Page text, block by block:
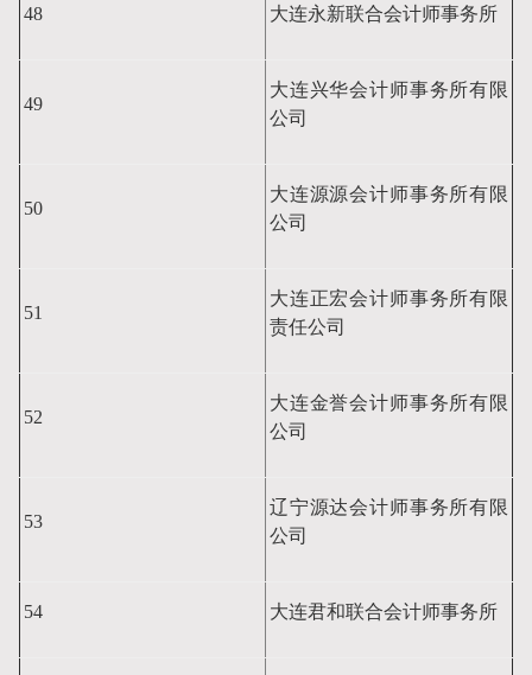
48 大连永新联合会计师事务所
49
大连兴华会计师事务所有限
公司
50
大连源源会计师事务所有限
公司
51
大连正宏会计师事务所有限
责任公司
52
大连金誉会计师事务所有限
公司
53
辽宁源达会计师事务所有限
公司
54 大连君和联合会计师事务所